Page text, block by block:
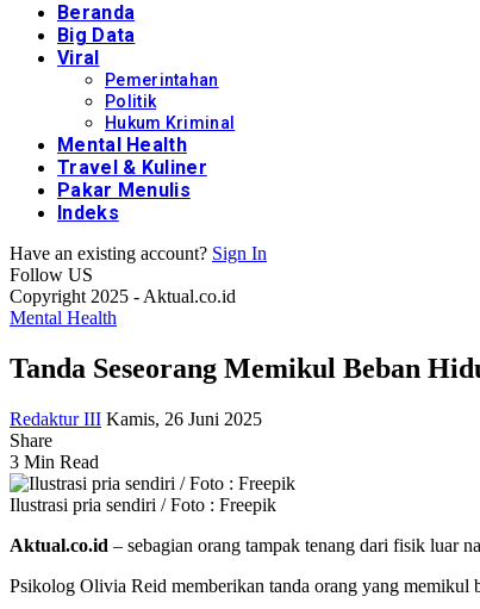
Beranda
Big Data
Viral
Pemerintahan
Politik
Hukum Kriminal
Mental Health
Travel & Kuliner
Pakar Menulis
Indeks
Have an existing account? Sign In
Follow US
Copyright 2025 - Aktual.co.id
Mental Health
Tanda Seseorang Memikul Beban
Redaktur III Kamis, 26 Juni 2025
Share
3 Min Read
Ilustrasi pria sendiri / Foto : Freepik
Aktual.co.id – sebagian orang tampak tenang dari fisik luar
Psikolog Olivia Reid memberikan tanda orang yang memikul